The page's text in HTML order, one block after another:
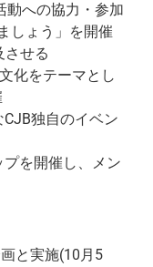
動への協力・参加
しょう」を開催
させる
化をテーマとし
独自のイベン
を開催し、メン
と実施(10月5